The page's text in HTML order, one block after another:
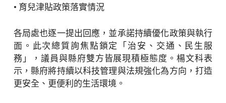
• 育兒津貼政策落實情況
各局處也逐一提出回應，並承諾持續優化政策與執行
面。此次總質詢焦點鎖定「治安、交通、民生服
務」，議員與縣府雙方皆展現積極態度。楊文科表
示，縣府將持續以科技管理與法規強化為方向，打造
更安全、更便利的生活環境。